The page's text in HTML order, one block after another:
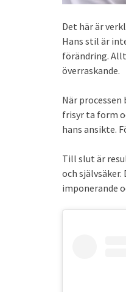
Det här är
Hans stil är
förändring.
överraskande.
När
frisyr ta form
hans ansikte.
Till slut är
och
imponerande